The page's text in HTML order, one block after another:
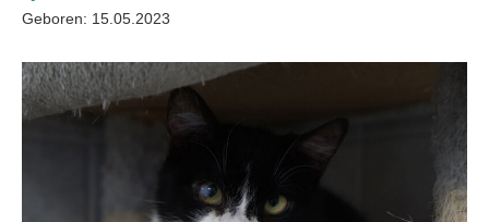
Geboren: 15.05.2023